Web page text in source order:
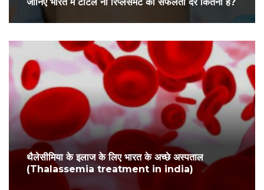
जानिए भारत में टोटल नी रिप्लेसमेंट की सफलता दर कितनी है?
थैलेसीमिया के इलाज के लिए भारत के अच्छे अस्पताल
(Thalassemia treatment in india)